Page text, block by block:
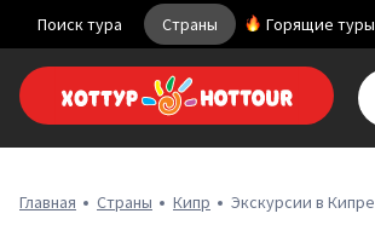
Поиск тура Страны Горящие туры
Главная Страны Кипр Экскурсии в Кипре